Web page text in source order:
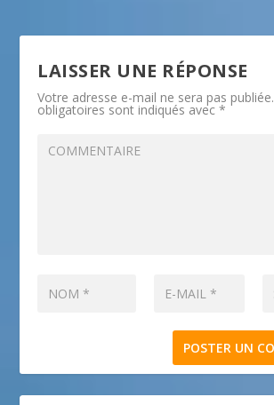
LAISSER UNE RÉPONSE
Votre adresse e-mail ne sera pas publiée.
obligatoires sont indiqués avec*